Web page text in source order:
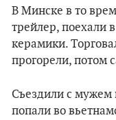
В Минске в то
трейлер, поехали
керамики.
прогорели, потом
Съездили с мужем
попали во